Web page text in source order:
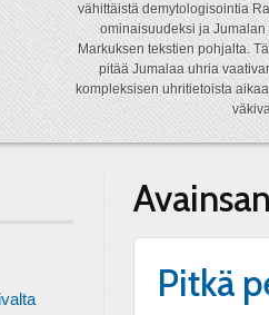
vähittäistä demytologisointia
ominaisuudeksi ja
Markuksen tekstien pohjalta.
pitää Jumalaa uhria
kompleksisen uhritietoista
Pitkä